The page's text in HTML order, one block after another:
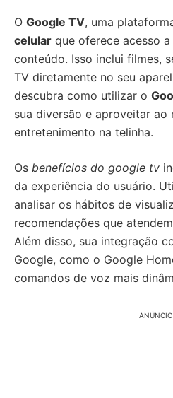
O Google TV, uma
celular que oferece acesso
conteúdo. Isso inclui filmes,
TV diretamente no seu
descubra como utilizar o
sua diversão e aproveitar ao
entretenimento na telinha.
Os benefícios do google tv
da experiência do usuário.
analisar os hábitos de
recomendações que
Além disso, sua integração
Google, como o Google
comandos de voz mais